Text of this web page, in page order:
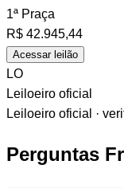
1ª Praça
R$ 42.945,44
Acessar leilão
LO
Leiloeiro oficial
Leiloeiro oficial ·
Perguntas